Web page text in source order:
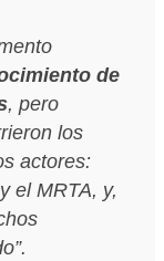
de
, pero
los
actores:
el MRTA, y,